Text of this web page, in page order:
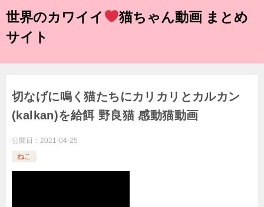
世界のカワイイ
猫ちゃん動画 まとめ
サイト
切なげに鳴く猫たちにカリカリとカルカン
(kalkan)を給餌 野良猫 感動猫動画
公開日： 2021-04-25
ねこ